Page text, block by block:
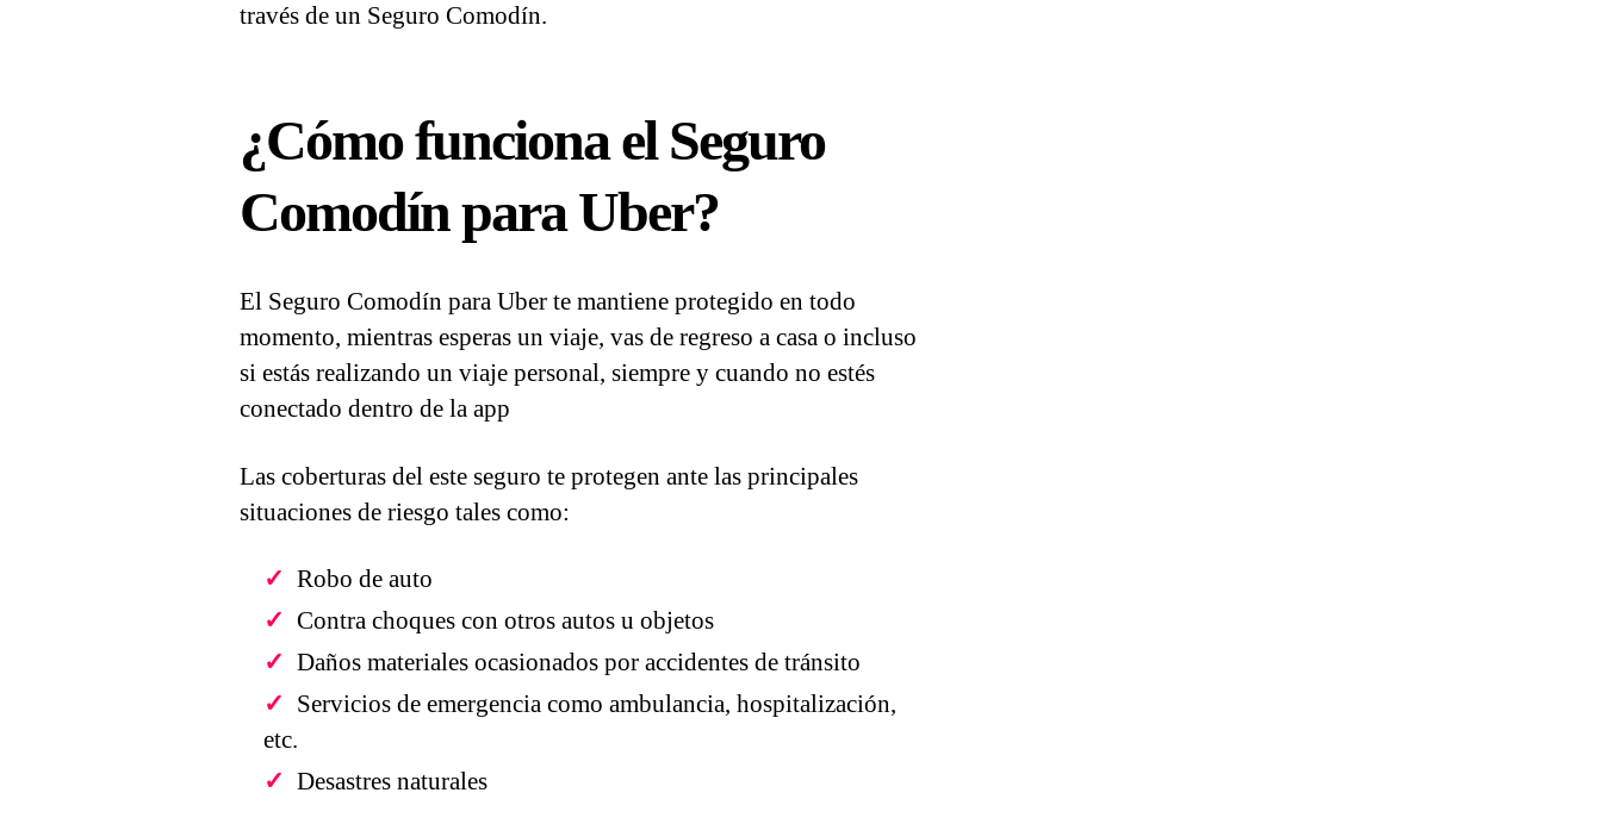
través de un Seguro Comodín.
¿Cómo funciona el Seguro
Comodín para Uber?
El Seguro Comodín para Uber te mantiene protegido en todo
momento, mientras esperas un viaje, vas de regreso a casa o incluso
si estás realizando un viaje personal, siempre y cuando no estés
conectado dentro de la app
Las coberturas del este seguro te protegen ante las principales
situaciones de riesgo tales como:
Robo de auto
Contra choques con otros autos u objetos
Daños materiales ocasionados por accidentes de tránsito
Servicios de emergencia como ambulancia, hospitalización,
etc.
Desastres naturales